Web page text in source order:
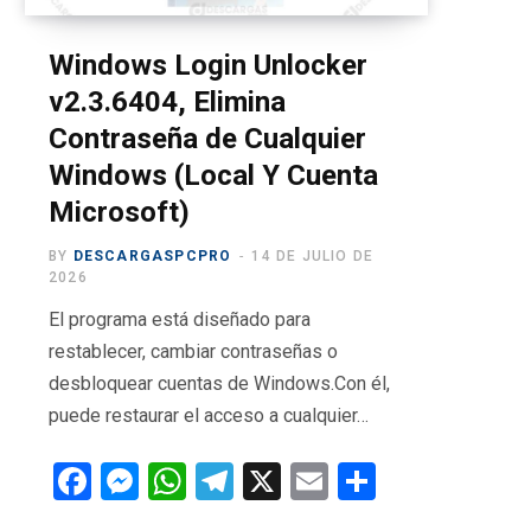
k e
r
)
a
m
m
Windows Login Unlocker
v2.3.6404, Elimina
Contraseña de Cualquier
Windows (Local Y Cuenta
Microsoft)
BY DESCARGASPCPRO
14 DE JULIO DE
2026
El programa está diseñado para
restablecer, cambiar contraseñas o
desbloquear cuentas de Windows.Con él,
puede restaurar el acceso a cualquier…
F
M
W
T
X
E